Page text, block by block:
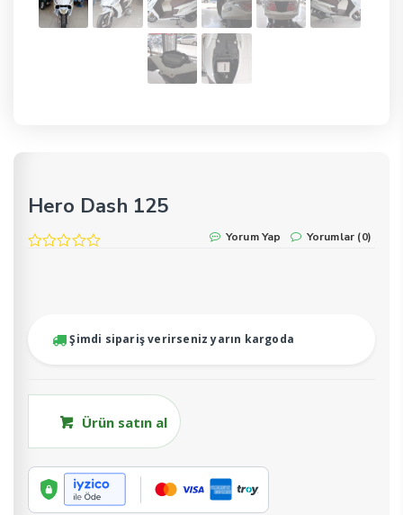
Hero Dash 125
Yorum Yap Yorumlar (0)
Şimdi sipariş verirseniz yarın kargoda
Ürün satın al